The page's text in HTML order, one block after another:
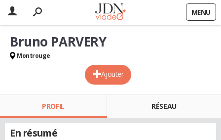
MENU
Ajouter
Bruno PARVERY
Montrouge
PROFIL RÉSEAU
En résumé